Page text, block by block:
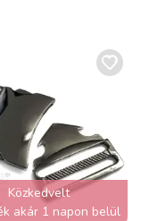
Közkedvelt
akár 1 napon belül